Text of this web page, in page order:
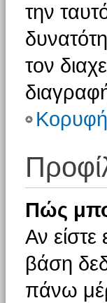
την
τον
Κορυφή
Πώς
Αν
βάση
πάνω